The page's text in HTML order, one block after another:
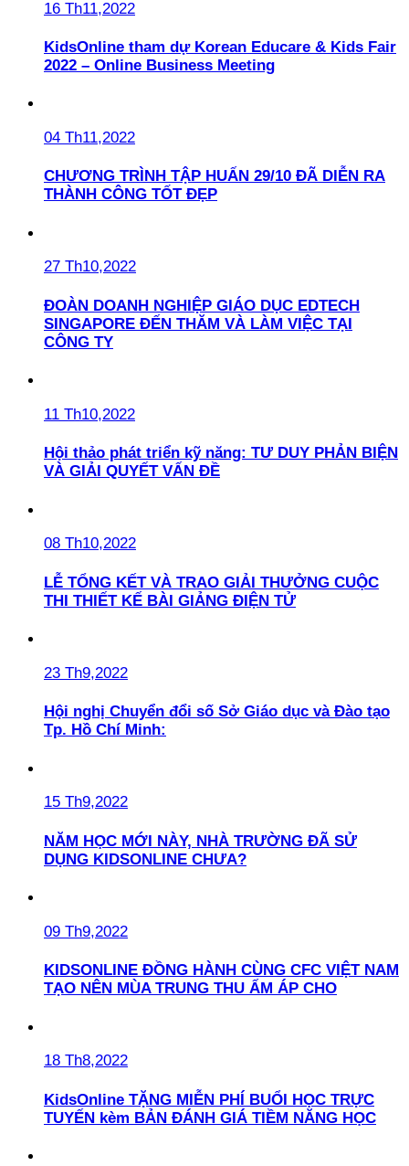
16 Th11,2022
KidsOnline tham dự Korean Educare & Kids Fair
2022 – Online Business Meeting
04 Th11,2022
CHƯƠNG TRÌNH TẬP HUẤN 29/10 ĐÃ DIỄN RA
THÀNH CÔNG TỐT ĐẸP
27 Th10,2022
ĐOÀN DOANH NGHIỆP GIÁO DỤC EDTECH
SINGAPORE ĐẾN THĂM VÀ LÀM VIỆC TẠI
CÔNG TY
11 Th10,2022
Hội thảo phát triển kỹ năng: TƯ DUY PHẢN BIỆN
VÀ GIẢI QUYẾT VẤN ĐỀ
08 Th10,2022
LỄ TỔNG KẾT VÀ TRAO GIẢI THƯỞNG CUỘC
THI THIẾT KẾ BÀI GIẢNG ĐIỆN TỬ
23 Th9,2022
Hội nghị Chuyển đổi số Sở Giáo dục và Đào tạo
Tp. Hồ Chí Minh:
15 Th9,2022
NĂM HỌC MỚI NÀY, NHÀ TRƯỜNG ĐÃ SỬ
DỤNG KIDSONLINE CHƯA?
09 Th9,2022
KIDSONLINE ĐỒNG HÀNH CÙNG CFC VIỆT NAM
TẠO NÊN MÙA TRUNG THU ẤM ÁP CHO
18 Th8,2022
KidsOnline TẶNG MIỄN PHÍ BUỔI HỌC TRỰC
TUYẾN kèm BẢN ĐÁNH GIÁ TIỀM NĂNG HỌC